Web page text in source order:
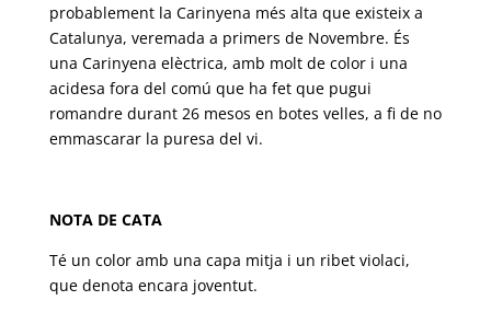
probablement la Carinyena més alta que existeix a
Catalunya, veremada a primers de Novembre. És
una Carinyena elèctrica, amb molt de color i una
acidesa fora del comú que ha fet que pugui
romandre durant 26 mesos en botes velles, a fi de no
emmascarar la puresa del vi.
NOTA DE CATA
Té un color amb una capa mitja i un ribet violaci,
que denota encara joventut.